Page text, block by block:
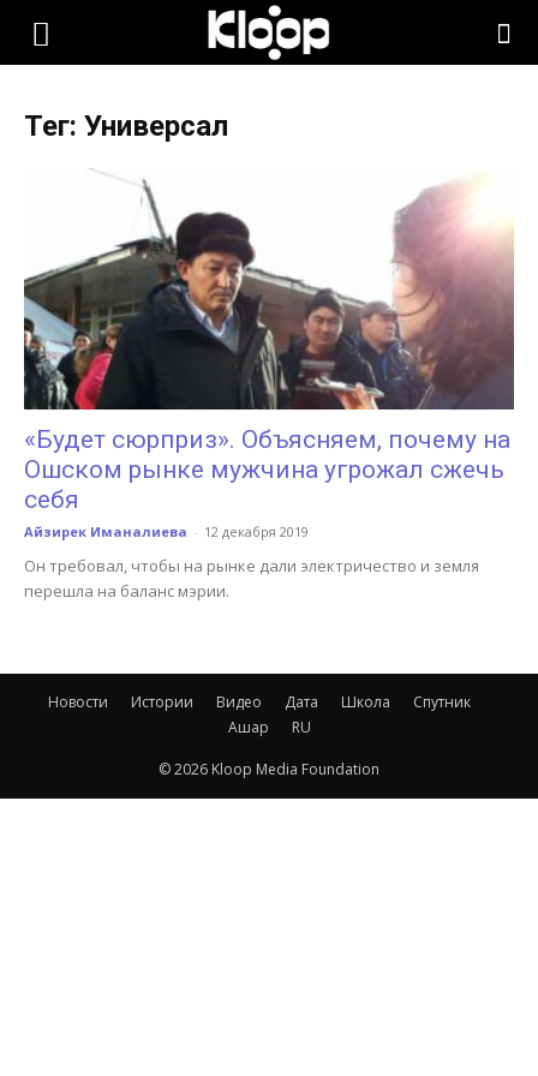
KLOOP.KG
Кыргызстана
Тег: Универсал
«Будет сюрприз». Объясняем, почему на
Ошском рынке мужчина угрожал сжечь
себя
Айзирек Иманалиева - 12 декабря 2019
Он требовал, чтобы на рынке дали электричество и земля
перешла на баланс мэрии.
Новости Истории Видео Дата Школа
Спутник
Ашар
RU
© 2026 Kloop Media Foundation